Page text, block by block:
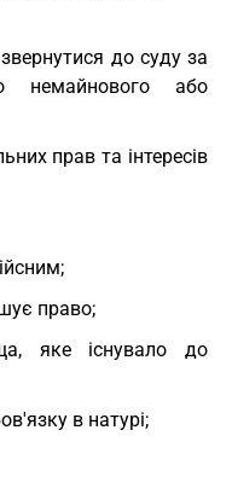
до суду за
немайнового або
прав та інтересів
право;
яке існувало до
в натурі;